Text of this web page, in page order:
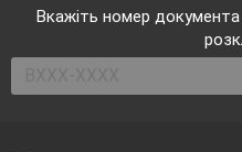
Вкажіть номер